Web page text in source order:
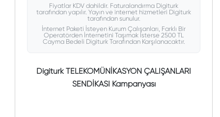
Fiyatlar KDV dahildir. Faturalandırma Digiturk
tarafından yapılır. Yayın ve internet hizmetleri Digiturk
tarafından sunulur.
İnternet Paketi İsteyen Kurum Çalışanları, Farklı Bir
Operatörden İnternetini Taşımak İsterse 2500 TL
Cayma Bedeli Digiturk Tarafından Karşılanacaktır.
Digiturk TELEKOMÜNİKASYON ÇALIŞANLARI
SENDİKASI Kampanyası